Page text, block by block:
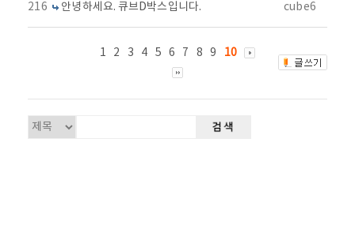
216 안녕하세요. 큐브D박스입니다. cube6
1 2 3 4 5 6 7 8 9 10